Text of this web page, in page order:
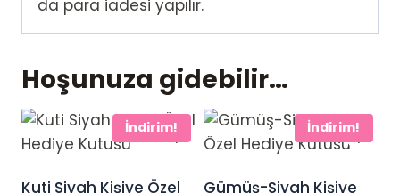
da para iadesi yapılır.
Hoşunuza gidebilir…
İndirim!
Kuti Siyah Kişiye Özel
İndirim!
Gümüş-Siyah Kişiye